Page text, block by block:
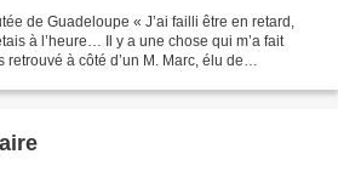
de Guadeloupe « J’ai failli être en retard,
à l’heure… Il y a une chose qui m’a fait
à côté d’un M. Marc, élu de